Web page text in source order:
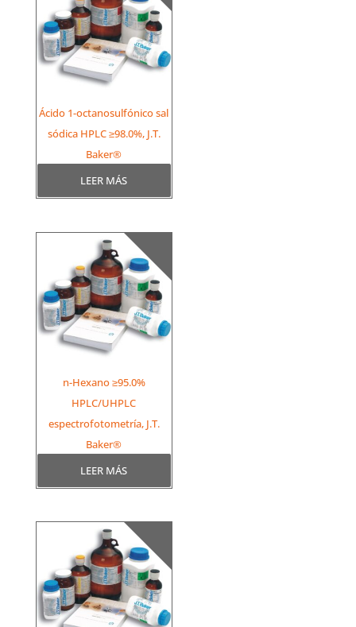
Ácido 1-octanosulfónico sal
sódica HPLC ≥98.0%, J.T.
Baker®
LEER MÁS
n-Hexano ≥95.0%
HPLC/UHPLC
espectrofotometría, J.T.
Baker®
LEER MÁS